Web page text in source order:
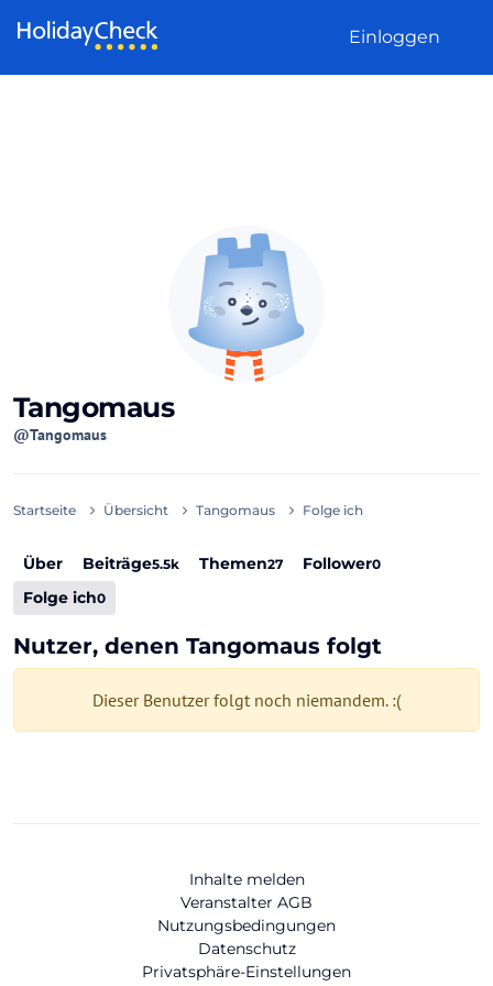
Einloggen
Tangomaus
@Tangomaus
Startseite Übersicht Tangomaus Folge ich
Über Beiträge5.5k Themen27 Follower0
Folge ich0
Nutzer, denen Tangomaus folgt
Dieser Benutzer folgt noch niemandem. :(
Inhalte melden
Veranstalter AGB
Nutzungsbedingungen
Datenschutz
Privatsphäre-Einstellungen